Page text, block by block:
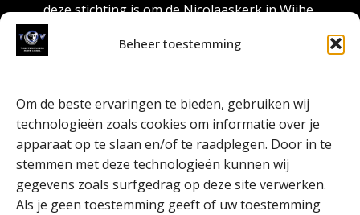
Beheer toestemming
Om de beste ervaringen te bieden, gebruiken wij
technologieën zoals cookies om informatie over je
apparaat op te slaan en/of te raadplegen. Door in te
stemmen met deze technologieën kunnen wij
gegevens zoals surfgedrag op deze site verwerken.
Als je geen toestemming geeft of uw toestemming
deze stichting is om de Nicolaaskerk in Wijhe
als rijksmonument in stand te houden, door
de kerk naast de reguliere kerkdiensten ook
Meer weten of Vriend worden? Kijk dan op
www.vriendennicolaaskerk.nlWij willen de
stichting hartelijk danken dat zij dit project
mede mogelijk hebben gemaakt.